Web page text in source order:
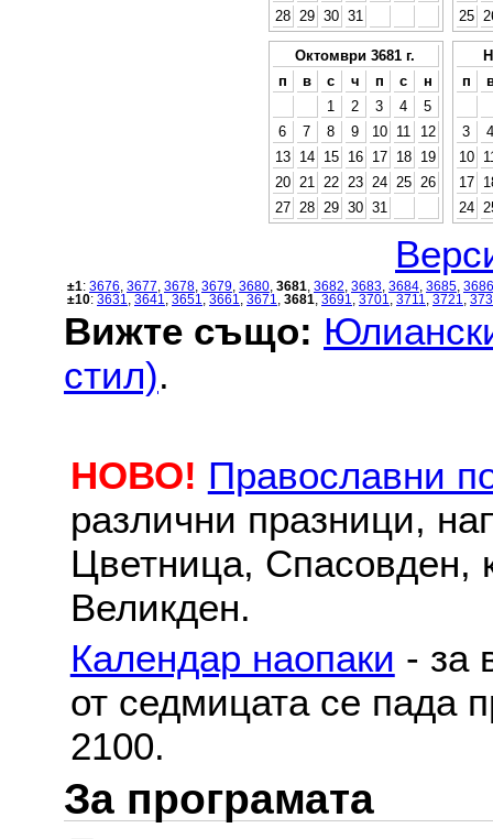
28
29 30 31
25
Октомври 3681 г.
п
в с ч п с
н
1
2 3 4
5
6
7 8 9 10 11
12
13
14 15 16 17 18
19
20
21 22 23 24 25
26
27
28 29 30 31
п
3
4
10
17
24
±1: 3676 3677 3678 3679 3680 3681 3682 3683 3684 3685 3686
±10: 3631 3641 3651 3661 3671 3681 3691 3701 3711 3721
Вижте също:
стил).
НОВО! Православни
различни празници,
Цветница, Спасовден,
Великден.
Календар наопаки - за
от седмицата се пада
2100.
За програмата